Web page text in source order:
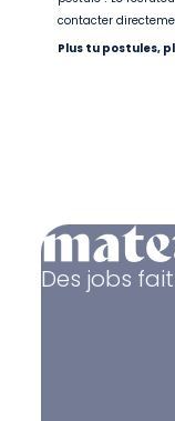
contacter
Plus tu postules,
Des jobs